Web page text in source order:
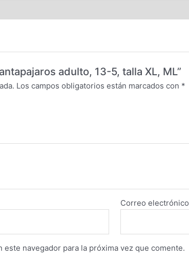
adulto, 13-5, talla XL, ML”
Los campos obligatorios están marcados con *
Correo electrónico
navegador para la próxima vez que comente.